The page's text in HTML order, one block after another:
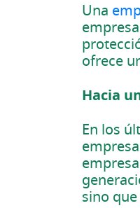
Una
ofrece
Hacia
En los
sino